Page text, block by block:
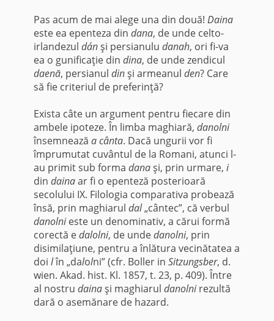
Pas acum de mai alege una din două! Daina
este ea epenteza din dana, de unde celto-
irlandezul dánşi persianulu danah, ori fi-va
ea o gunificaţie din dina, de unde zendicul
daenā, persianul dinşi armeanul den? Care
să fie criteriul de preferinţă?
Exista câte un argument pentru fiecare din
am­bele ipoteze. În limba maghiară, danolni
însemnează a cânta. Dacă ungurii vor fi
împrumutat cuvântul de la Romani, atunci l-
au primit sub forma danaşi, prin urmare, i
din dainaar fi o epenteză posterioară
secolului IX. Filologia comparativa probează
însă, prin maghiarul dal„cântec”, că verbul
danolnieste un denominativ, a cărui formă
corectă edalolni, de undedanolni, prin
disimilaţiune, pentru a înlătura vecinătatea a
doi lîn „dalolni” (cfr. Boller in Sitzungsber, d.
wien. Akad. hist. Kl. 1857, t. 23, p. 409). Între
al nostru dainaşi maghiarul danolnirezultă
dară o asemănare de hazard.